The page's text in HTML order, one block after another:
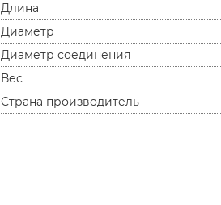
Длина
Диаметр
Диаметр соединения
Вес
Страна производитель